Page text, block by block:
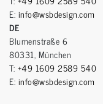
E: info@wsbdesign.com
DE
Blumenstraße 6
80331, München
T: +49 1609 2589 540
E: info@wsbdesign.com